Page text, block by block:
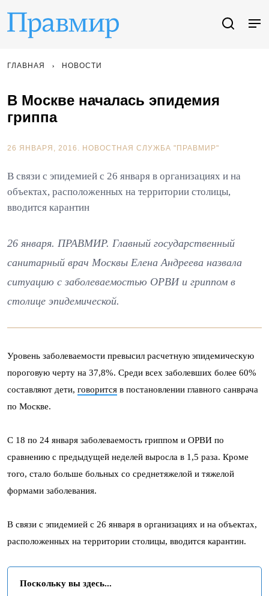
ГЛАВНАЯ НОВОСТИ
В Москве началась эпидемия
гриппа
26 ЯНВАРЯ, 2016. НОВОСТНАЯ СЛУЖБА "ПРАВМИР"
В связи с эпидемией с 26 января в организациях и на
объектах, расположенных на территории столицы,
вводится карантин
26 января. ПРАВМИР. Главный государственный
санитарный врач Москвы Елена Андреева назвала
ситуацию с заболеваемостью ОРВИ и гриппом в
столице эпидемической.
Уровень заболеваемости превысил расчетную эпидемическую
пороговую черту на 37,8%. Среди всех заболевших более 60%
составляют дети, говорится в постановлении главного санврача
по Москве.
С 18 по 24 января заболеваемость гриппом и ОРВИ по
сравнению с предыдущей неделей выросла в 1,5 раза. Кроме
того, стало больше больных со среднетяжелой и тяжелой
формами заболевания.
В связи с эпидемией с 26 января в организациях и на объектах,
расположенных на территории столицы, вводится карантин.
Поскольку вы здесь...